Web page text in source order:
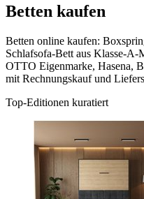
Betten kaufen
Betten online kaufen:
Schlafsofa-Bett aus Klasse-
OTTO Eigenmarke, Hasena,
mit Rechnungskauf und
Top-Editionen kuratiert